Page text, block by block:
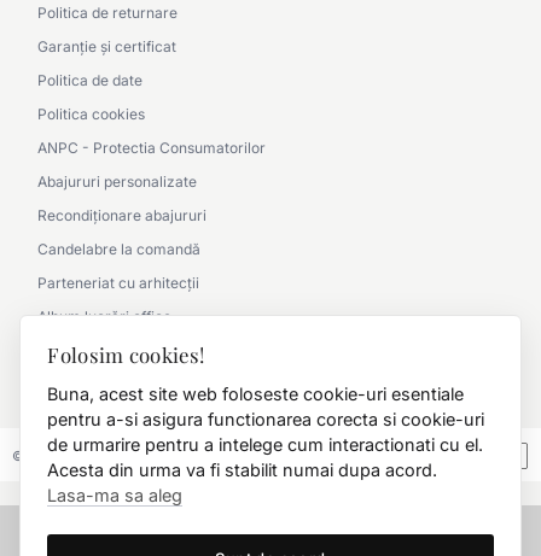
Politica de returnare
Garanție și certificat
Politica de date
Politica cookies
ANPC - Protectia Consumatorilor
Abajururi personalizate
Recondiționare abajururi
Candelabre la comandă
Parteneriat cu arhitecții
Album lucrări office
Album lucrări clasic
0790 360 000
© 2026 FD.Stil International Art.
Folosim cookies!
Buna, acest site web foloseste cookie-uri esentiale
pentru a-si asigura functionarea corecta si cookie-uri
de urmarire pentru a intelege cum interactionati cu el.
Acesta din urma va fi stabilit numai dupa acord.
Lasa-ma sa aleg